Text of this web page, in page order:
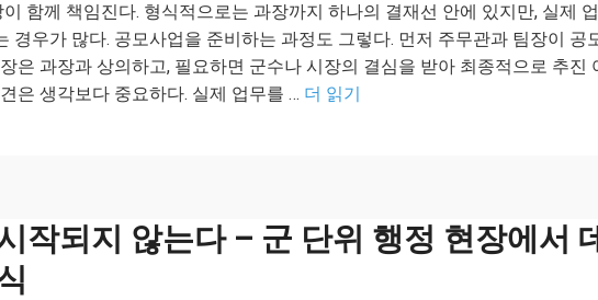
함께 책임진다. 형식적으로는 과장까지 하나의 결재선 안에 있지만, 실제 업
경우가 많다. 공모사업을 준비하는 과정도 그렇다. 먼저 주무관과 팀장이 공
은 과장과 상의하고, 필요하면 군수나 시장의 결심을 받아 최종적으로 추진
은 생각보다 중요하다. 실제 업무를 … 더 읽기
작되지 않는다 – 군 단위 행정 현장에서